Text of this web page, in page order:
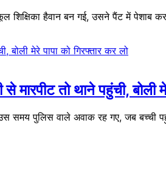
शिक्षिका हैवान बन गई, उसने पैंट में पेशाब
तो थाने पहुंची, बोली
पुलिस वाले अवाक रह गए, जब बच्ची